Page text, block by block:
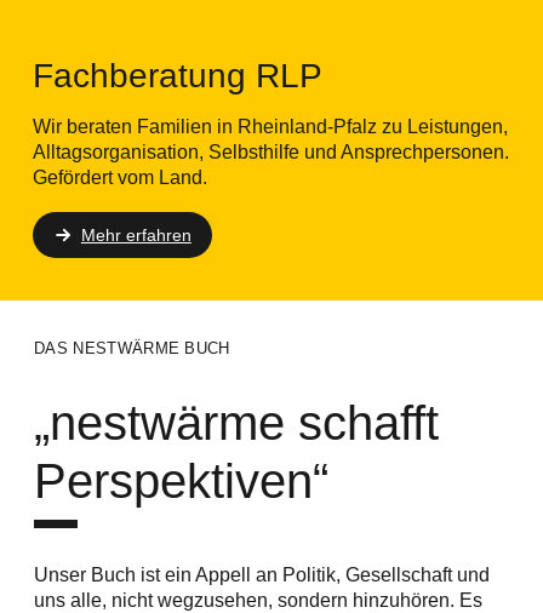
Fachberatung RLP
Wir beraten Familien in Rheinland-Pfalz zu Leistungen,
Alltagsorganisation, Selbsthilfe und Ansprechpersonen.
Gefördert vom Land.
Mehr erfahren
DAS NESTWÄRME BUCH
„nestwärme schafft
Perspektiven“
Unser Buch istein Appell an Politik, Gesellschaft und
uns alle, nicht wegzusehen, sondern hinzuhören. Es